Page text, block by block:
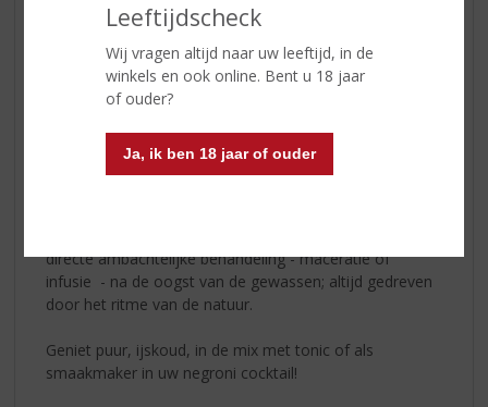
Leeftijdscheck
Wij vragen altijd naar uw leeftijd, in de
winkels en ook online. Bent u 18 jaar
of ouder?
Ja, ik ben 18 jaar of ouder
bloemen en frisse kruiden. Onder andere zoete en
bittere sinaasappels, oranjebloesem, venkel, kamille,
directe ambachtelijke behandeling - maceratie of
infusie - na de oogst van de gewassen; altijd gedreven
door het ritme van de natuur.
Geniet puur, ijskoud, in de mix met tonic of als
smaakmaker in uw negroni cocktail!